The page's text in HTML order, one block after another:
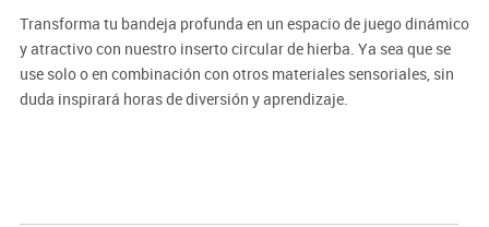
Transforma tu bandeja profunda en un espacio de juego dinámico
y atractivo con nuestro inserto circular de hierba. Ya sea que se
use solo o en combinación con otros materiales sensoriales, sin
duda inspirará horas de diversión y aprendizaje.